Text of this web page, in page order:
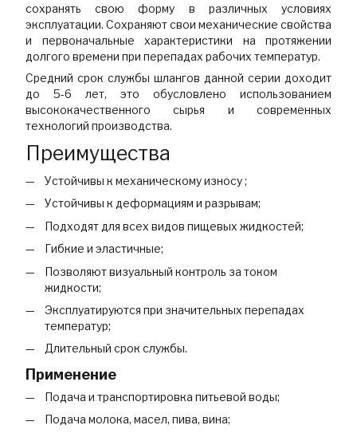
сохранять свою форму в различных условиях
эксплуатации. Сохраняют свои механические свойства
и первоначальные характеристики на протяжении
долгого времени при перепадах рабочих температур.
Средний срок службы шлангов данной серии доходит
до 5-6 лет, это обусловлено использованием
высококачественного сырья и современных
технологий производства.
Преимущества
Устойчивы к механическому износу ;
Устойчивы к деформациям и разрывам;
Подходят для всех видов пищевых жидкостей;
Гибкие и эластичные;
Позволяют визуальный контроль за током
жидкости;
Эксплуатируются при значительных перепадах
температур;
Длительный срок службы.
Применение
Подача и транспортировка питьевой воды;
Подача молока, масел, пива, вина;